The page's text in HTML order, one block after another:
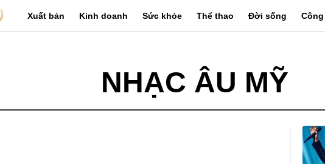
Xuất bản Kinh doanh Sức khỏe Thể thao Đời sống
NHẠC ÂU MỸ